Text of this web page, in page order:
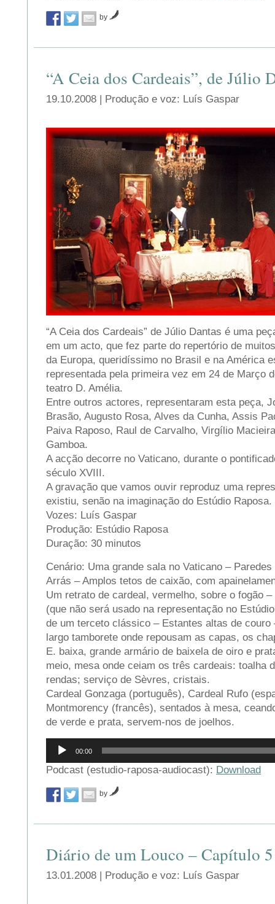
by
“A Ceia dos Cardeais”, de Júlio
19.10.2008 | Produção e voz: Luís Gaspar
“A Ceia dos Cardeais” de Júlio Dantas é uma
em um acto, que fez parte do repertório de
da Europa, queridíssimo no Brasil e na América
representada pela primeira vez em 24 de Março
teatro D. Amélia.
Entre outros actores, representaram esta peça,
Brasão, Augusto Rosa, Alves da Cunha, Assis
Paiva Raposo, Raul de Carvalho, Virgílio
Gamboa.
A acção decorre no Vaticano, durante o
século XVIII.
A gravação que vamos ouvir reproduz uma
existiu, senão na imaginação do Estúdio Raposa.
Vozes: Luís Gaspar
Produção: Estúdio Raposa
Duração: 30 minutos
Cenário: Uma grande sala no Vaticano –
Arrás – Amplos tetos de caixão, com
Um retrato de cardeal, vermelho, sobre o fogão
(que não será usado na representação no
de um terceto clássico – Estantes altas de couro
largo tamborete onde repousam as capas, os
E. baixa, grande armário de baixela de oiro e
meio, mesa onde ceiam os três cardeais: toalha
rendas; serviço de Sèvres, cristais.
Cardeal Gonzaga (português), Cardeal Rufo
Montmorency (francês), sentados à mesa,
de verde e prata, servem-nos de joelhos.
Reprodutor
áudio
00:00
Podcast (estudio-raposa-audiocast): Download
by
Diário de um Louco – Capítulo
13.01.2008 | Produção e voz: Luís Gaspar